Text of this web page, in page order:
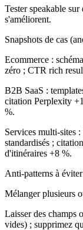
Tester speakable
s'améliorent.
Snapshots de cas
Ecommerce :
zéro ; CTR rich
B2B SaaS :
citation Perplexity
%.
Services multi-sites :
standardisés ;
d'itinéraires +8 %.
Anti-patterns à éviter
Mélanger plusieurs
Laisser des champs
vides) ; supprimez